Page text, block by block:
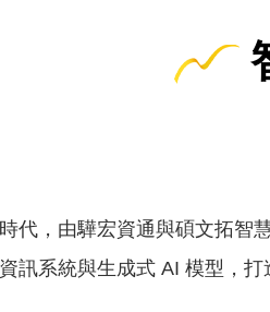
代，由驊宏資通與碩文拓智
訊系統與生成式 AI 模型，